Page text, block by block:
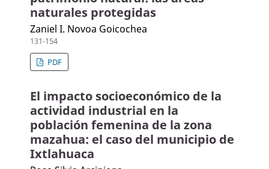
naturales protegidas
Zaniel I. Novoa Goicochea
131-154
PDF
El impacto socioeconómico de la
actividad industrial en la
población femenina de la zona
mazahua: el caso del municipio de
Ixtlahuaca